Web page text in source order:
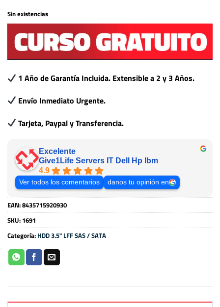
Sin existencias
1 Año de Garantía Incluida. Extensible a 2 y 3 Años.
Envío Inmediato Urgente.
Tarjeta, Paypal y Transferencia.
Excelente
Give1Life Servers IT Dell Hp Ibm
4.9
Ver todos los comentarios danos tu opinión en
EAN:8435715920930
SKU: 1691
Categoría: HDD 3.5" LFF SAS / SATA